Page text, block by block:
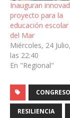
Inauguran
proyecto para la
educación escolar
del Mar
Miércoles, 24
las 22:40
En "Regional"
CONGRESO
RESILIENCIA